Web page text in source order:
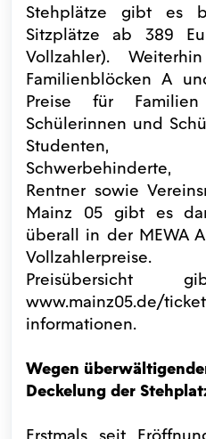
Stehplätze gibt es
Sitzplätze ab 389
Vollzahler).
Familienblöcken A
Preise für
Schülerinnen und
Studenten,
Rentner sowie
Mainz 05 gibt es
überall in der MEWA
www.mainz05.de/
informationen.
Wegen
Deckelung der
Erstmals seit